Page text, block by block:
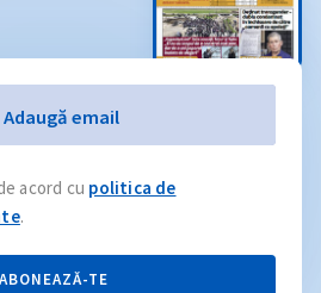
Adaugă email
acord cu politica de
.
ABONEAZĂ-TE